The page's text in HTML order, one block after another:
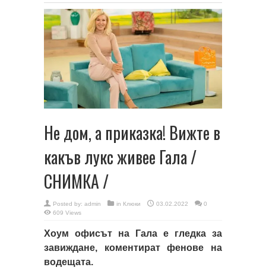
Не дом, а приказка! Вижте в
какъв лукс живее Гала /
СНИМКА /
Posted by: admin in Клюки 03.02.2022
0
609 Views
Хоум офисът на Гала е гледка за
завиждане, коментират фенове на
водещата.